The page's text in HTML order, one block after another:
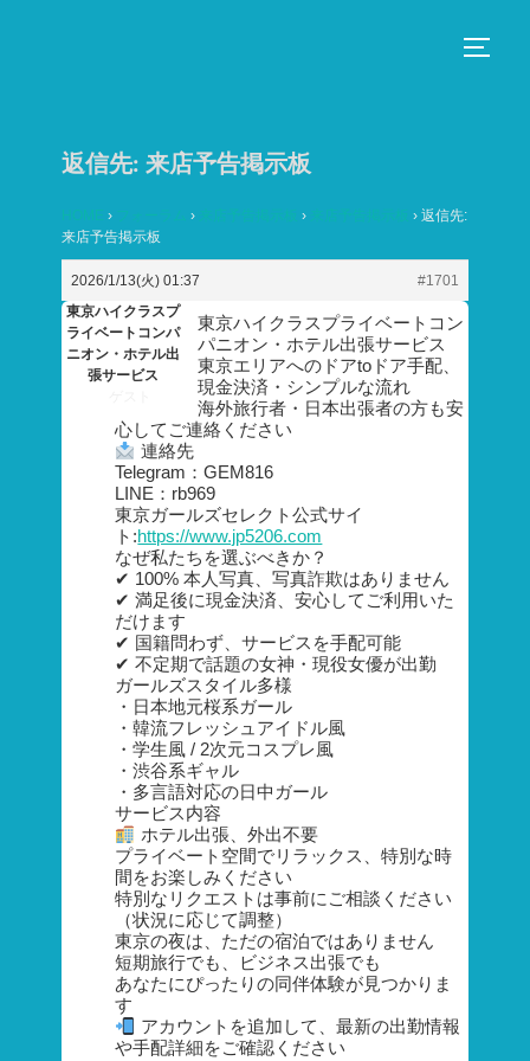
返信先: 来店予告掲示板
HOME › フォーラム › 来店予告掲示板 › 来店予告掲示板 › 返信先:
来店予告掲示板
2026/1/13(火) 01:37
#1701
東京ハイクラスプ
ライベートコンパ
ニオン・ホテル出
張サービス
東京ハイクラスプライベートコン
パニオン・ホテル出張サービス
東京エリアへのドアtoドア手配、
現金決済・シンプルな流れ
海外旅行者・日本出張者の方も安
心してご連絡ください
連絡先
Telegram：GEM816
LINE：rb969
東京ガールズセレクト公式サイ
ト:https://www.jp5206.com
なぜ私たちを選ぶべきか？
✔ 100% 本人写真、写真詐欺はありません
✔ 満足後に現金決済、安心してご利用いた
だけます
✔ 国籍問わず、サービスを手配可能
✔ 不定期で話題の女神・現役女優が出勤
ガールズスタイル多様
・日本地元桜系ガール
・韓流フレッシュアイドル風
・学生風 / 2次元コスプレ風
・渋谷系ギャル
・多言語対応の日中ガール
サービス内容
ホテル出張、外出不要
プライベート空間でリラックス、特別な時
間をお楽しみください
特別なリクエストは事前にご相談ください
（状況に応じて調整）
東京の夜は、ただの宿泊ではありません
短期旅行でも、ビジネス出張でも
あなたにぴったりの同伴体験が見つかりま
す
アカウントを追加して、最新の出勤情報
や手配詳細をご確認ください